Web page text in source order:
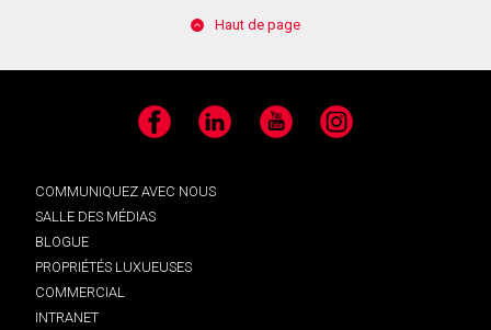
Haut de page
Facebook LinkedIn YouTube Instagram
COMMUNIQUEZ AVEC NOUS
SALLE DES MÉDIAS
BLOGUE
PROPRIÉTÉS LUXUEUSES
COMMERCIAL
INTRANET